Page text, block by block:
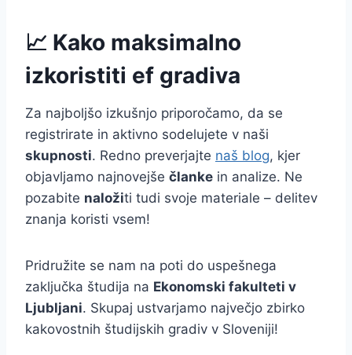
📈 Kako maksimalno
izkoristiti ef gradiva
Za najboljšo izkušnjo priporočamo, da se
registrirate in aktivno sodelujete v naši
skupnosti. Redno preverjajte naš blog, kjer
objavljamo najnovejše članke in analize. Ne
pozabite naložiti tudi svoje materiale – delitev
znanja koristi vsem!
Pridružite se nam na poti do uspešnega
zaključka študija na Ekonomski fakulteti v
Ljubljani. Skupaj ustvarjamo največjo zbirko
kakovostnih študijskih gradiv v Sloveniji!